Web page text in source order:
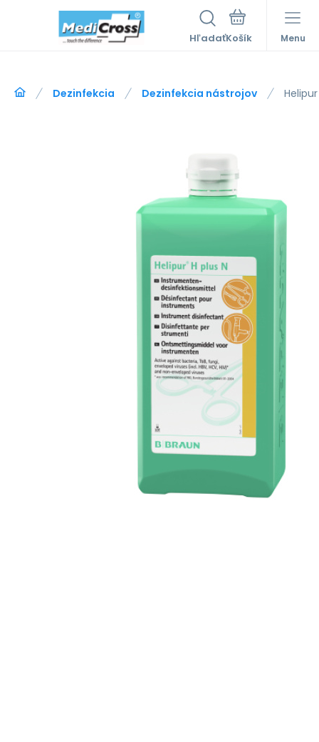
Hľadať Menu
Dezinfekcia Dezinfekcia nástrojov Helipur